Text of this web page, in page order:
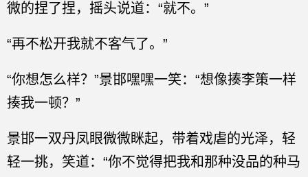
微的捏了捏，摇头说道：“就不。”
“再不松开我就不客气了。”
“你想怎么样？”景邯嘿嘿一笑：“想像揍李策一样
揍我一顿？”
景邯一双丹凤眼微微眯起，带着戏虐的光泽，轻
轻一挑，笑道：“你不觉得把我和那种没品的种马